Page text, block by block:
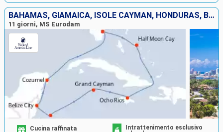
BAHAMAS, GIAMAICA, ISOLE CAYMAN, HONDURAS, BELIZE, MESSICO, STATI UNITI
11 giorni, MS Eurodam
Cucina raffinata
Intrattenimento esclusivo